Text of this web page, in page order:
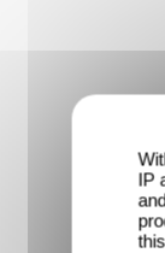
IP